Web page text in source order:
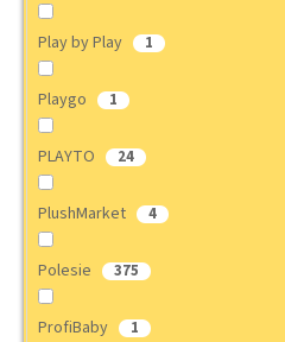
Play by Play 1
Playgo 1
PLAYTO 24
PlushMarket 4
Polesie 375
ProfiBaby 1